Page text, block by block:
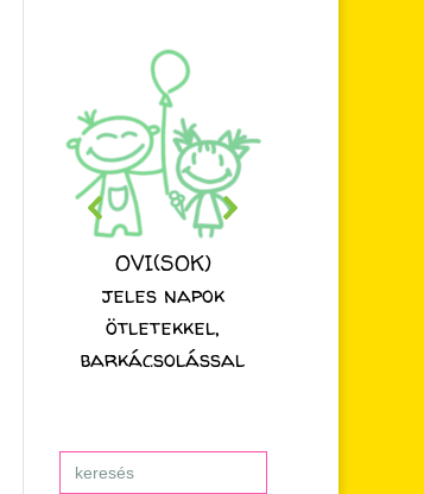
OVI(SOK)
jeles napok
ötletekkel,
barkácsolással
Search
for: